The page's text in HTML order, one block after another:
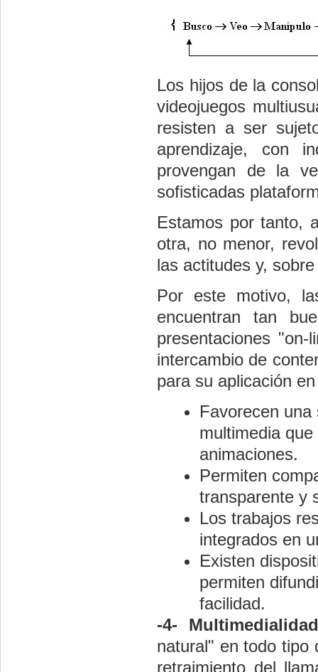
Los hijos de la
videojuegos
resisten a ser
aprendizaje, con
provengan de la
sofisticadas
Estamos por tanto,
otra, no menor,
las actitudes y,
Por este motivo,
encuentran tan
presentaciones "on-
intercambio de
para su aplicación
Favorecen
multimedia
animaciones.
Permiten
transparente y
Los trabajos
integrados en
Existen
permiten
facilidad.
-4-
natural" en todo tipo
retraimiento del